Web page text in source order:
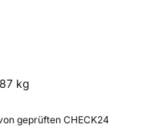
kg
geprüften CHECK24